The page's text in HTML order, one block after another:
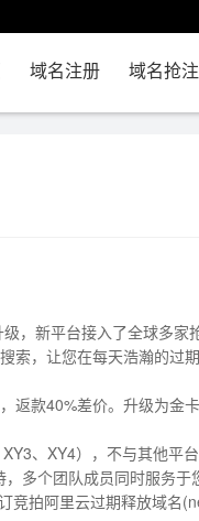
域名注册 域名抢注
，新平台接入了全球多
索，让您在每天浩瀚的过
返款40%差价。升级为金
XY3、XY4），不与其他平
多个团队成员同时服务
竞拍阿里云过期释放域名